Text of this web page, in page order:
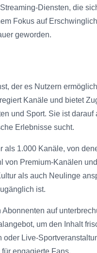
Diensten, die
Fokus auf
geworden.
der es Nutzern
Kanäle und bietet
und Sport. Sie ist darauf
Erlebnisse sucht.
als 1.000 Kanäle, von
von Premium-Kanälen
als auch Neulinge
ist.
auf
um den Inhalt
Live-